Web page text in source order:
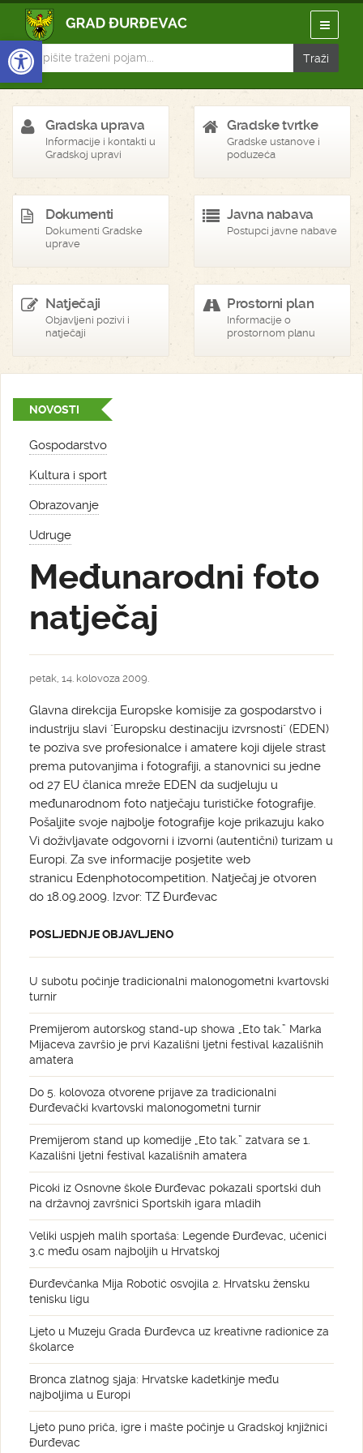
Open toolbar
Gradska uprava
Informacije i kontakti u
Gradskoj upravi
Gradske tvrtke
Gradske ustanove i
poduzeća
Dokumenti
Dokumenti Gradske
uprave
Javna nabava
Postupci javne nabave
Natječaji
Objavljeni pozivi i
natječaji
Prostorni plan
Informacije o
prostornom planu
NOVOSTI
Gospodarstvo
Kultura i sport
Obrazovanje
Udruge
Međunarodni foto
natječaj
petak, 14. kolovoza 2009.
Glavna direkcija Europske komisije za gospodarstvo i
industriju slavi "Europsku destinaciju izvrsnosti" (EDEN)
te poziva sve profesionalce i amatere koji dijele strast
prema putovanjima i fotografiji, a stanovnici su jedne
od 27 EU članica mreže EDEN da sudjeluju u
međunarodnom foto natječaju turističke fotografije.
Pošaljite svoje najbolje fotografije koje prikazuju kako
Vi doživljavate odgovorni i izvorni (autentični) turizam u
Europi. Za sve informacije posjetite web
stranicu Edenphotocompetition. Natječaj je otvoren
do 18.09.2009. Izvor: TZ Đurđevac
POSLJEDNJE OBJAVLJENO
U subotu počinje tradicionalni malonogometni kvartovski
turnir
Premijerom autorskog stand-up showa „Eto tak.” Marka
Mijaceva završio je prvi Kazališni ljetni festival kazališnih
amatera
Do 5. kolovoza otvorene prijave za tradicionalni
Đurđevački kvartovski malonogometni turnir
Premijerom stand up komedije „Eto tak.” zatvara se 1.
Kazališni ljetni festival kazališnih amatera
Picoki iz Osnovne škole Đurđevac pokazali sportski duh
na državnoj završnici Sportskih igara mladih
Veliki uspjeh malih sportaša: Legende Đurđevac, učenici
3.c među osam najboljih u Hrvatskoj
Đurđevčanka Mija Robotić osvojila 2. Hrvatsku žensku
tenisku ligu
Ljeto u Muzeju Grada Đurđevca uz kreativne radionice za
školarce
Bronca zlatnog sjaja: Hrvatske kadetkinje među
najboljima u Europi
Ljeto puno priča, igre i mašte počinje u Gradskoj knjižnici
Đurđevac